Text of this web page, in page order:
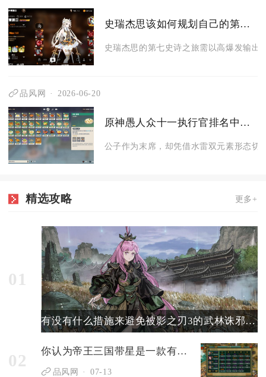
史瑞杰思该如何规划自己的第七史诗之旅
史瑞杰思的第七史诗之旅需以高爆发输出
品风网 2026-06-20
原神愚人众十一执行官排名中哪位角色有最好的元素应对能力
公子作为末席，却凭借水雷双元素形态切
精选攻略 更多+
01
有没有什么措施来避免被影之刃3的武林诛邪击败
02 你认为帝王三国带星是一款有趣的游戏吗
品风网 07-13